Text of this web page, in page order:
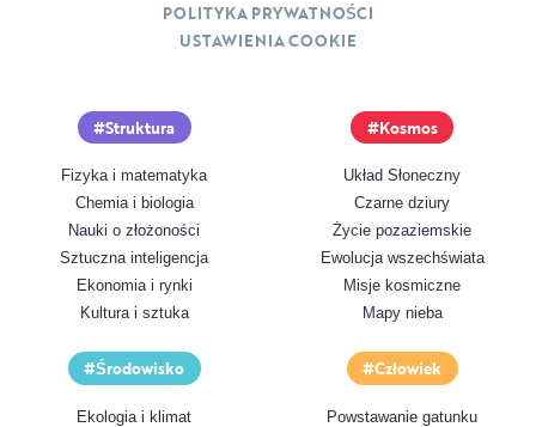
Struktura
Fizyka i matematyka
Chemia i biologia
Nauki o złożoności
Sztuczna inteligencja
Ekonomia i rynki
Kultura i sztuka
Kosmos
Układ Słoneczny
Czarne dziury
Życie pozaziemskie
Ewolucja wszechświata
Misje kosmiczne
Mapy nieba
Środowisko
Ekologia i klimat
Człowiek
Powstawanie gatunku
POLITYKA PRYWATNOŚCI
USTAWIENIA COOKIE